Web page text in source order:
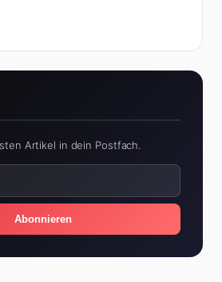
Artikel in dein Postfach.
Abonnieren